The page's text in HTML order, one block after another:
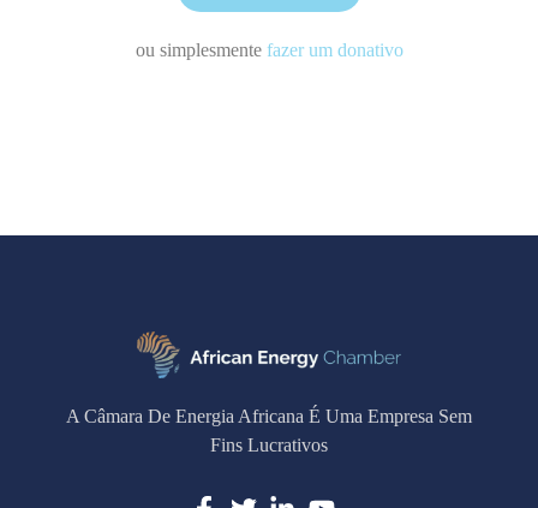
ou simplesmente fazer um donativo
A Câmara De Energia Africana É Uma Empresa Sem
Fins Lucrativos